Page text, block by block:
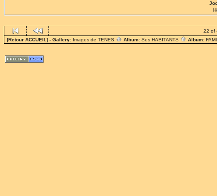
22 of
[Retour ACCUEIL] - Gallery: Images de TENES Album: Ses HABITANTS Album: